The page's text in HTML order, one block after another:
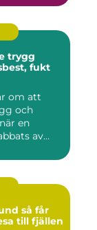
fukt
om att
och
en
av
får
till fjällen